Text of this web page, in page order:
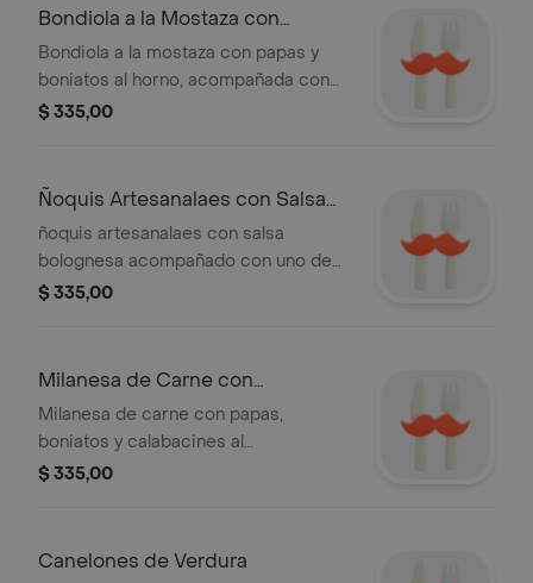
Bondiola a la Mostaza con
Guarnición
Bondiola a la mostaza con papas y
boniatos al horno, acompañada con
uno de nuestros panes artesanales.
$ 335,00
Ñoquis Artesanalaes con Salsa
Bolognesa
ñoquis artesanalaes con salsa
bolognesa acompañado con uno de
nuestros panes artesanales.
$ 335,00
Milanesa de Carne con
Guarnición
Milanesa de carne con papas,
boniatos y calabacines al
horno.Acompañada de uno de
$ 335,00
Canelones de Verdura